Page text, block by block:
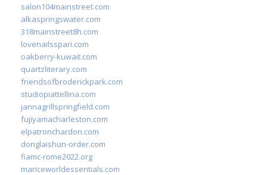
salon104mainstreet.com
alkaspringswater.com
318mainstreet8h.com
lovenailsspari.com
oakberry-kuwait.com
quartzliterary.com
friendsofbroderickpark.com
studiopiattellina.com
jannagrillspringfield.com
fujiyamacharleston.com
elpatronchardon.com
donglaishun-order.com
fiamc-rome2022.org
mariceworldessentials.com